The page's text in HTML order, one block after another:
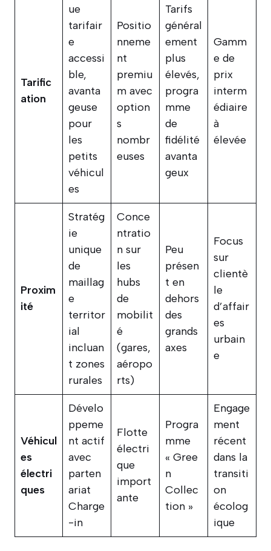
Tarific
ation
ue
tarifair
e
accessi
ble,
avanta
geuse
pour
les
petits
véhicul
es
Positio
nneme
nt
premiu
m avec
option
s
nombr
euses
Tarifs
général
ement
plus
élevés,
progra
mme
de
fidélité
avanta
geux
Gamm
e de
prix
interm
édiaire
à
élevée
Proxim
ité
Stratég
ie
unique
de
maillag
e
territor
ial
incluan
t zones
rurales
Conce
ntratio
n sur
les
hubs
de
mobilit
é
(gares,
aéropo
rts)
Peu
présen
t en
dehors
des
grands
axes
Focus
sur
clientè
le
d’affair
es
urbain
e
Véhicul
es
électri
ques
Dévelo
ppeme
nt actif
avec
parten
ariat
Charge
-in
Flotte
électri
que
import
ante
Progra
mme
« Gree
n
Collec
tion »
Engage
ment
récent
dans la
transiti
on
écolog
ique